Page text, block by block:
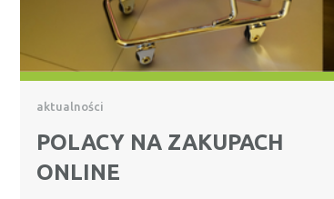
aktualności
POLACY NA ZAKUPACH
ONLINE